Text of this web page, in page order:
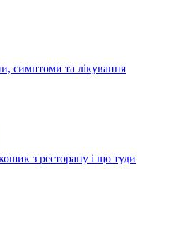
симптоми та лікування
з ресторану і що туди